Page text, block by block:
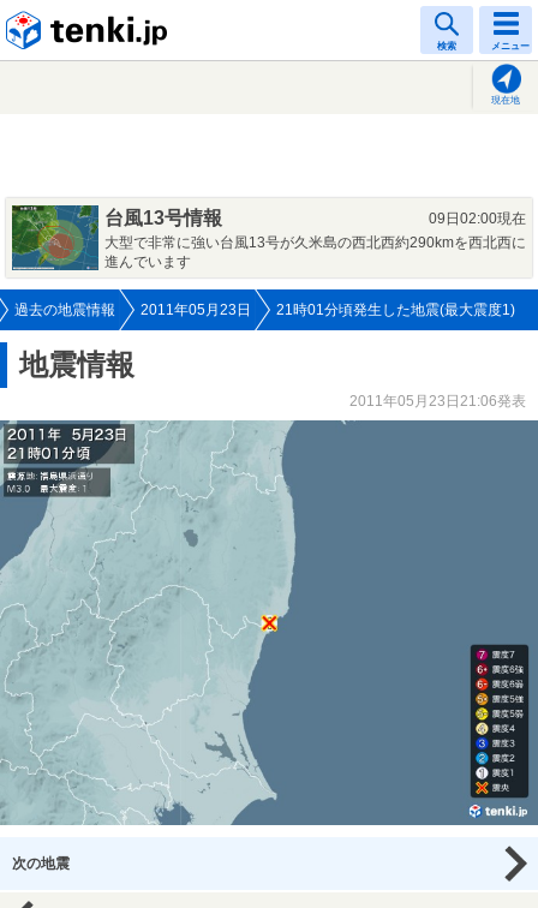
検索 メニュー
現在地
台風13号情報
09日02:00現在
大型で非常に強い台風13号が久米島の西北西約290kmを西北西に
進んでいます
過去の地震情報 2011年05月23日 21時01分頃発生した地震(最大震度1)
地震情報
2011年05月23日21:06発表
次の地震